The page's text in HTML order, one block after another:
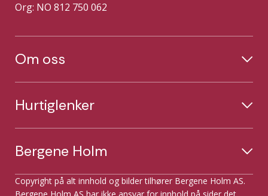
Org: NO 812 750 062
Om oss
Hurtiglenker
Bergene Holm
Copyright på alt innhold og bilder tilhører Bergene Holm AS.